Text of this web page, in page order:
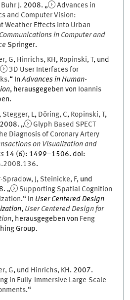
Buhr J. 2008. „
Advances in
and Computer Vision:
Weather Effects into Urban
Communications in Computer and
Springer.
, G, Hinrichs, KH, Ropinski,T, und
3D User Interfaces for
.“ InAdvances in Human-
, herausgegeben von Ioannis
.
, Stegger, L, Döring, C, Ropinski,T,
2008. „
Glyph Based SPECT
Diagnosis of Coronary Artery
on Visualization and
14 (6): 1499–1506. doi:
.
Spradow, , Steinicke, F, und
. „
Supporting Spatial Cognition
.“ In User Centered Design
, User Centered Design for
, herausgegeben von Feng
Group.
, G, und Hinrichs, KH. 2007.
in Fully-Immersive Large-Scale
.“